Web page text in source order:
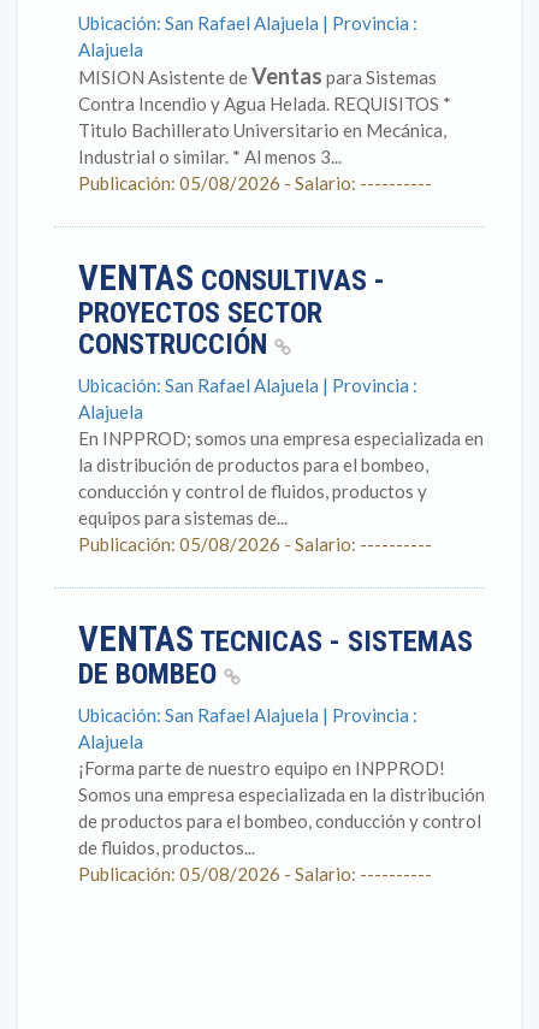
Ubicación: San Rafael Alajuela | Provincia :
Alajuela
MISION Asistente deVentas para Sistemas
Contra Incendio y Agua Helada. REQUISITOS *
Titulo Bachillerato Universitario en Mecánica,
Industrial o similar. * Al menos 3...
Publicación: 05/08/2026 - Salario: ----------
VENTAS CONSULTIVAS -
PROYECTOS SECTOR
CONSTRUCCIÓN
Ubicación: San Rafael Alajuela | Provincia :
Alajuela
En INPPROD; somos una empresa especializada en
la distribución de productos para el bombeo,
conducción y control de fluidos, productos y
equipos para sistemas de...
Publicación: 05/08/2026 - Salario: ----------
VENTAS TECNICAS - SISTEMAS
DE BOMBEO
Ubicación: San Rafael Alajuela | Provincia :
Alajuela
¡Forma parte de nuestro equipo en INPPROD!
Somos una empresa especializada en la distribución
de productos para el bombeo, conducción y control
de fluidos, productos...
Publicación: 05/08/2026 - Salario: ----------